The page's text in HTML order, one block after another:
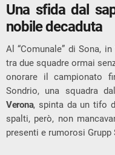
Una sfida dal
nobile decaduta
Al “Comunale” di Sona,
tra due squadre ormai
onorare il campionato
Sondrio, una squadra
Verona, spinta da un tifo
spalti, però, non
presenti e rumorosi Grupp